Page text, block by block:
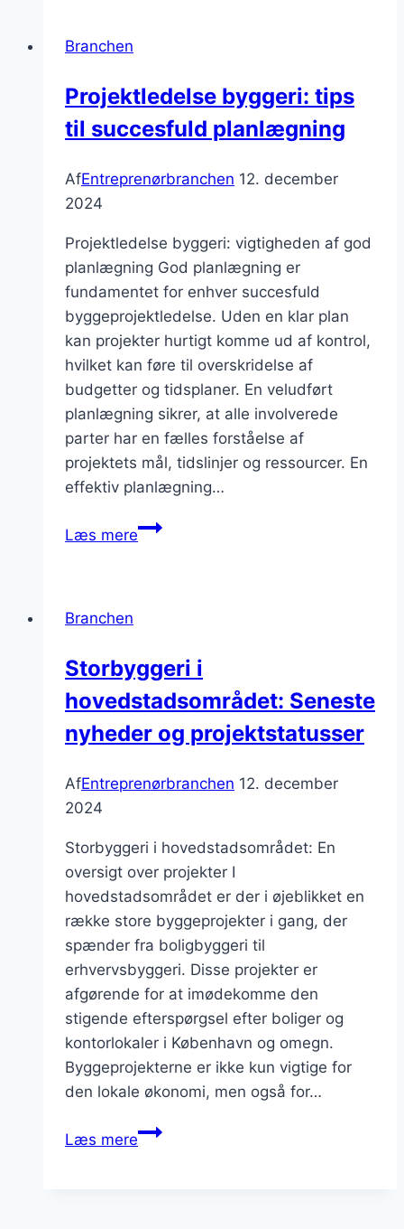
Branchen
Projektledelse byggeri: tips
til succesfuld planlægning
AfEntreprenørbranchen 12. december
2024
Projektledelse byggeri: vigtigheden af god
planlægning God planlægning er
fundamentet for enhver succesfuld
byggeprojektledelse. Uden en klar plan
kan projekter hurtigt komme ud af kontrol,
hvilket kan føre til overskridelse af
budgetter og tidsplaner. En veludført
planlægning sikrer, at alle involverede
parter har en fælles forståelse af
projektets mål, tidslinjer og ressourcer. En
effektiv planlægning…
Læs mereProjektledelse
Branchen
Storbyggeri i
hovedstadsområdet: Seneste
nyheder og projektstatusser
AfEntreprenørbranchen 12. december
2024
Storbyggeri i hovedstadsområdet: En
oversigt over projekter I
hovedstadsområdet er der i øjeblikket en
række store byggeprojekter i gang, der
spænder fra boligbyggeri til
erhvervsbyggeri. Disse projekter er
afgørende for at imødekomme den
stigende efterspørgsel efter boliger og
kontorlokaler i København og omegn.
Byggeprojekterne er ikke kun vigtige for
den lokale økonomi, men også for…
Læs mereStorbyggeri